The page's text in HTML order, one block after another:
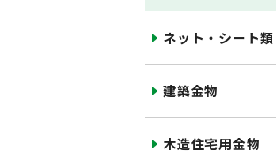
ネット・シート類
建築金物
木造住宅用金物